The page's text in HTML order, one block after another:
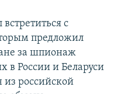
с
предложил
за шпионаж
в России и Беларуси
из российской